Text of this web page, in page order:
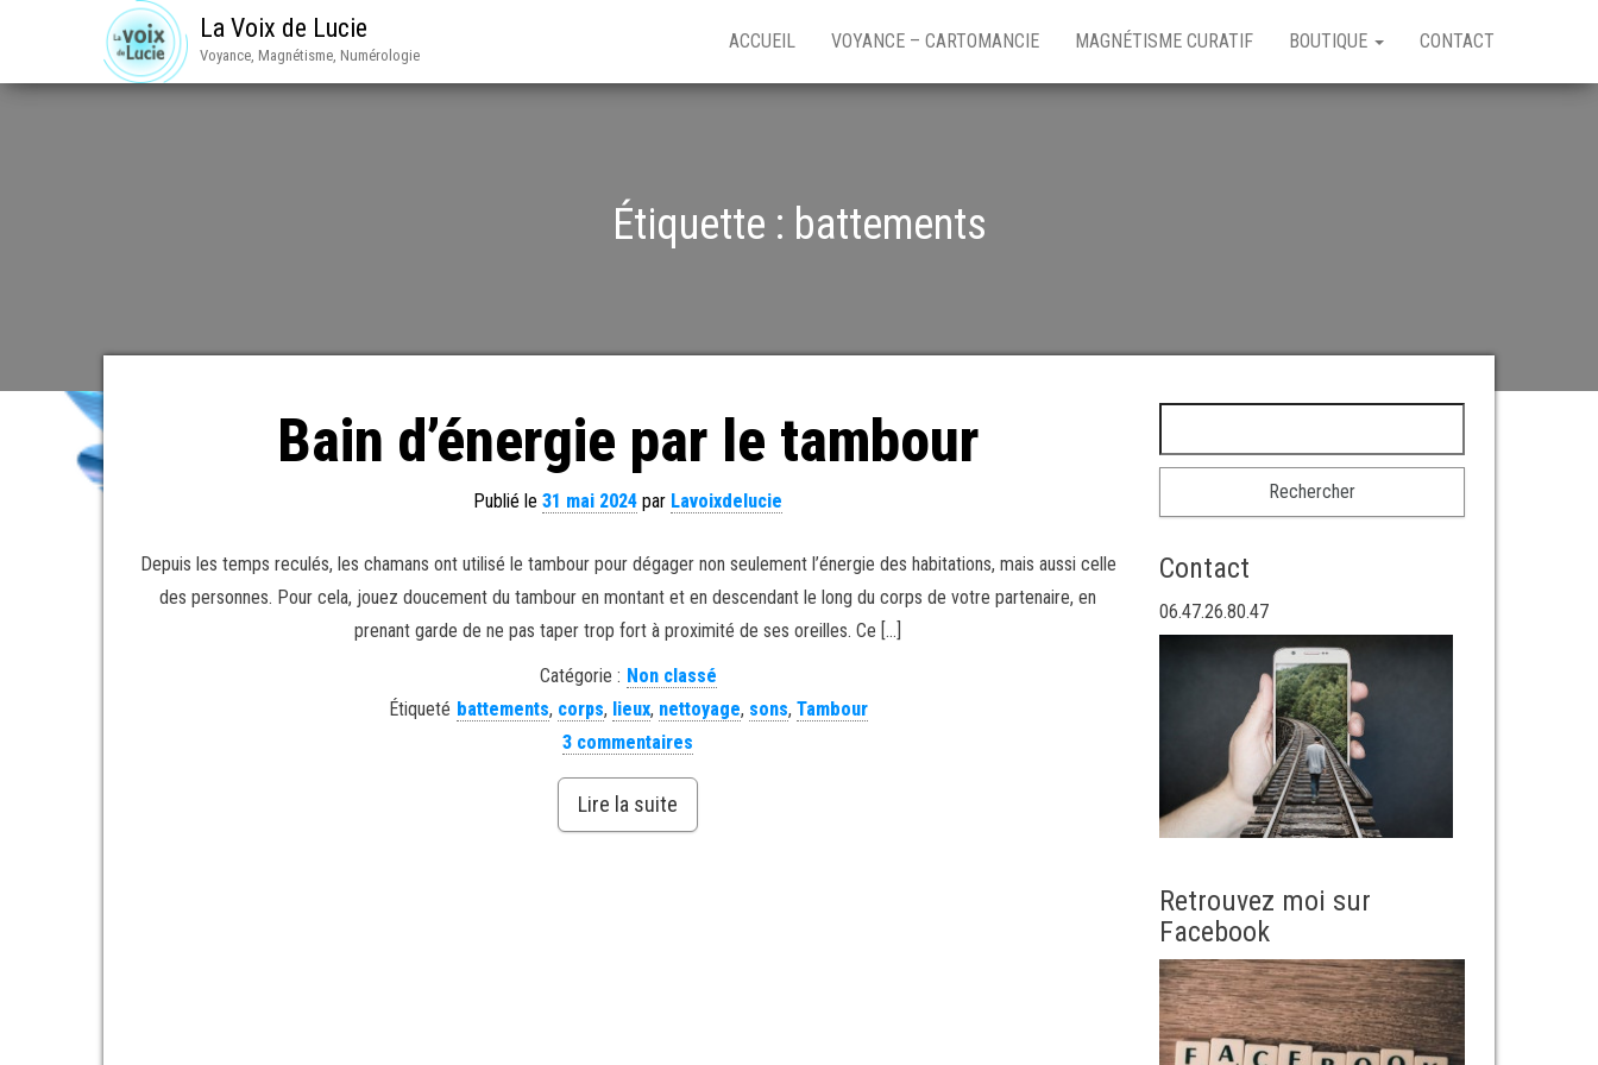
La Voix de Lucie
Voyance, Magnétisme, Numérologie
ACCUEIL VOYANCE – CARTOMANCIE MAGNÉTISME CURATIF BOUTIQUE CONTACT
Étiquette : battements
Bain d’énergie par le tambour
Publié le31 mai 2024 par Lavoixdelucie
Depuis les temps reculés, les chamans ont utilisé le tambour pour dégager non seulement l’énergie des habitations, mais aussi celle
des personnes. Pour cela, jouez doucement du tambour en montant et en descendant le long du corps de votre partenaire, en
prenant garde de ne pas taper trop fort à proximité de ses oreilles. Ce […]
Catégorie : Non classé
Étiqueté battements, corps, lieux, nettoyage, sons, Tambour
3 commentaires
Lire la suite
Contact
06.47.26.80.47
Retrouvez moi sur
Facebook